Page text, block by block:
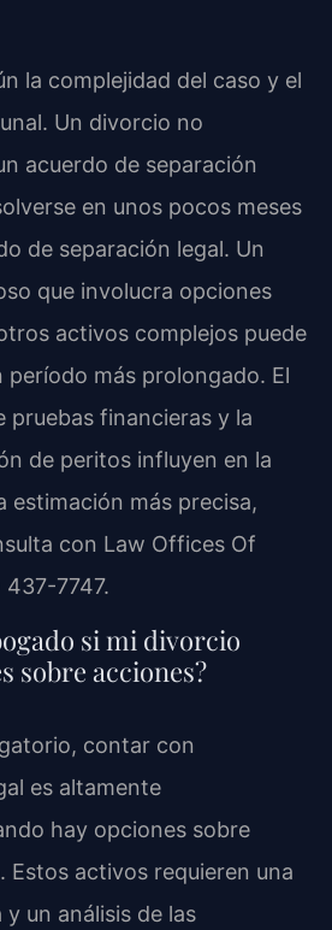
la complejidad del caso y el
Un divorcio no
acuerdo de separación
en unos pocos meses
de separación legal. Un
que involucra opciones
activos complejos puede
período más prolongado. El
pruebas financieras y la
de peritos influyen en la
estimación más precisa,
con Law Offices Of
437-7747.
si mi divorcio
sobre acciones?
contar con
es altamente
hay opciones sobre
Estos activos requieren una
un análisis de las